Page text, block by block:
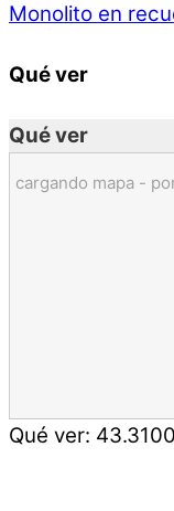
Monolito en
Qué ver
Qué ver
cargando mapa -
Qué ver: